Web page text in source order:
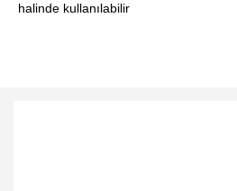
halinde kullanılabilir